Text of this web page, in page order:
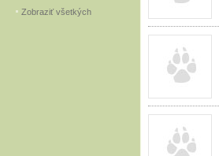
Zobraziť všetkých